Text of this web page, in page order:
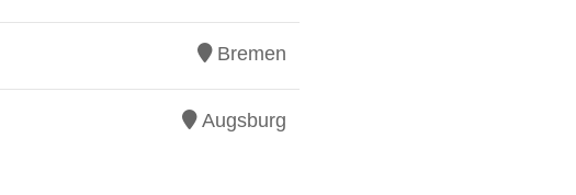
Bremen
Augsburg